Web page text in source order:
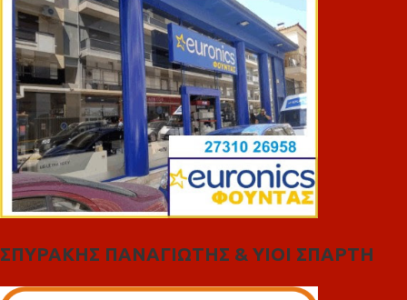
ΣΠΥΡΑΚΗΣ ΠΑΝΑΓΙΩΤΗΣ & YIOI ΣΠΑΡΤΗ